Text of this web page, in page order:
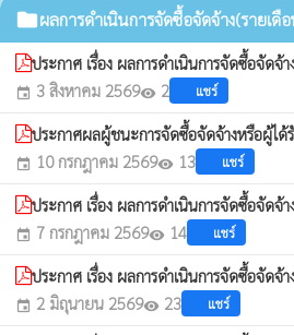
folderผลการดำเนินการจัดซื้อจัดจ้าง(รายเดื
ประกาศ เรื่อง ผลการดำเนินการจัดซื้อจัด
event 3 สิงหาคม 2569visibility 2 แชร์
ประกาศผลผู้ชนะการจัดซื้อจัดจ้างหรือผู้ไ
event 10 กรกฎาคม 2569visibility 13 แชร์
ประกาศ เรื่อง ผลการดำเนินการจัดซื้อจัด
event 7 กรกฎาคม 2569visibility 14 แชร์
ประกาศ เรื่อง ผลการดำเนินการจัดซื้อจั
event 2 มิถุนายน 2569visibility 23 แชร์